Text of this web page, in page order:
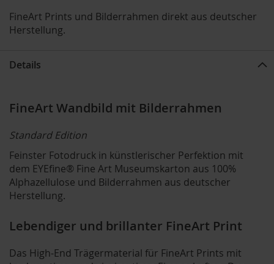
FineArt Prints und Bilderrahmen direkt aus deutscher
Herstellung.
Details
FineArt Wandbild mit Bilderrahmen
Standard Edition
Feinster Fotodruck in künstlerischer Perfektion mit
dem EYEfine® Fine Art Museumskarton aus 100%
Alphazellulose und Bilderrahmen aus deutscher
Herstellung.
Lebendiger und brillanter FineArt Print
Das High-End Trägermaterial für FineArt Prints mit